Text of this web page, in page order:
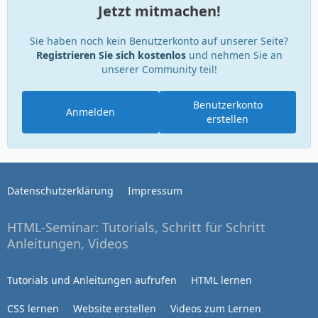
Jetzt mitmachen!
Sie haben noch kein Benutzerkonto auf unserer Seite?
Registrieren Sie sich kostenlosund nehmen Sie an
unserer Community teil!
Benutzerkonto
erstellen
Anmelden
Datenschutzerklärung Impressum
HTML-Seminar: Tutorials, Schritt für Schritt
Anleitungen, Videos
Tutorials und Anleitungen aufrufen HTML lernen
CSS lernen Website erstellen Videos zum Lernen